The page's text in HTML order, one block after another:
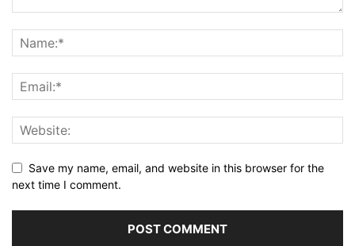
Save my name, email, and website in this browser for the
next time I comment.